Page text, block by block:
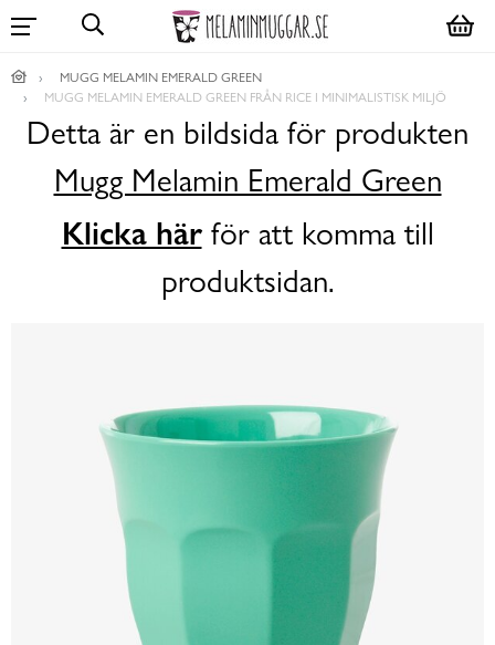
MUGG MELAMIN EMERALD GREEN
MUGG MELAMIN EMERALD GREEN FRÅN RICE I MINIMALISTISK MILJÖ
Detta är en bildsida för produkten
Mugg Melamin Emerald Green
Klicka härför att komma till
produktsidan.